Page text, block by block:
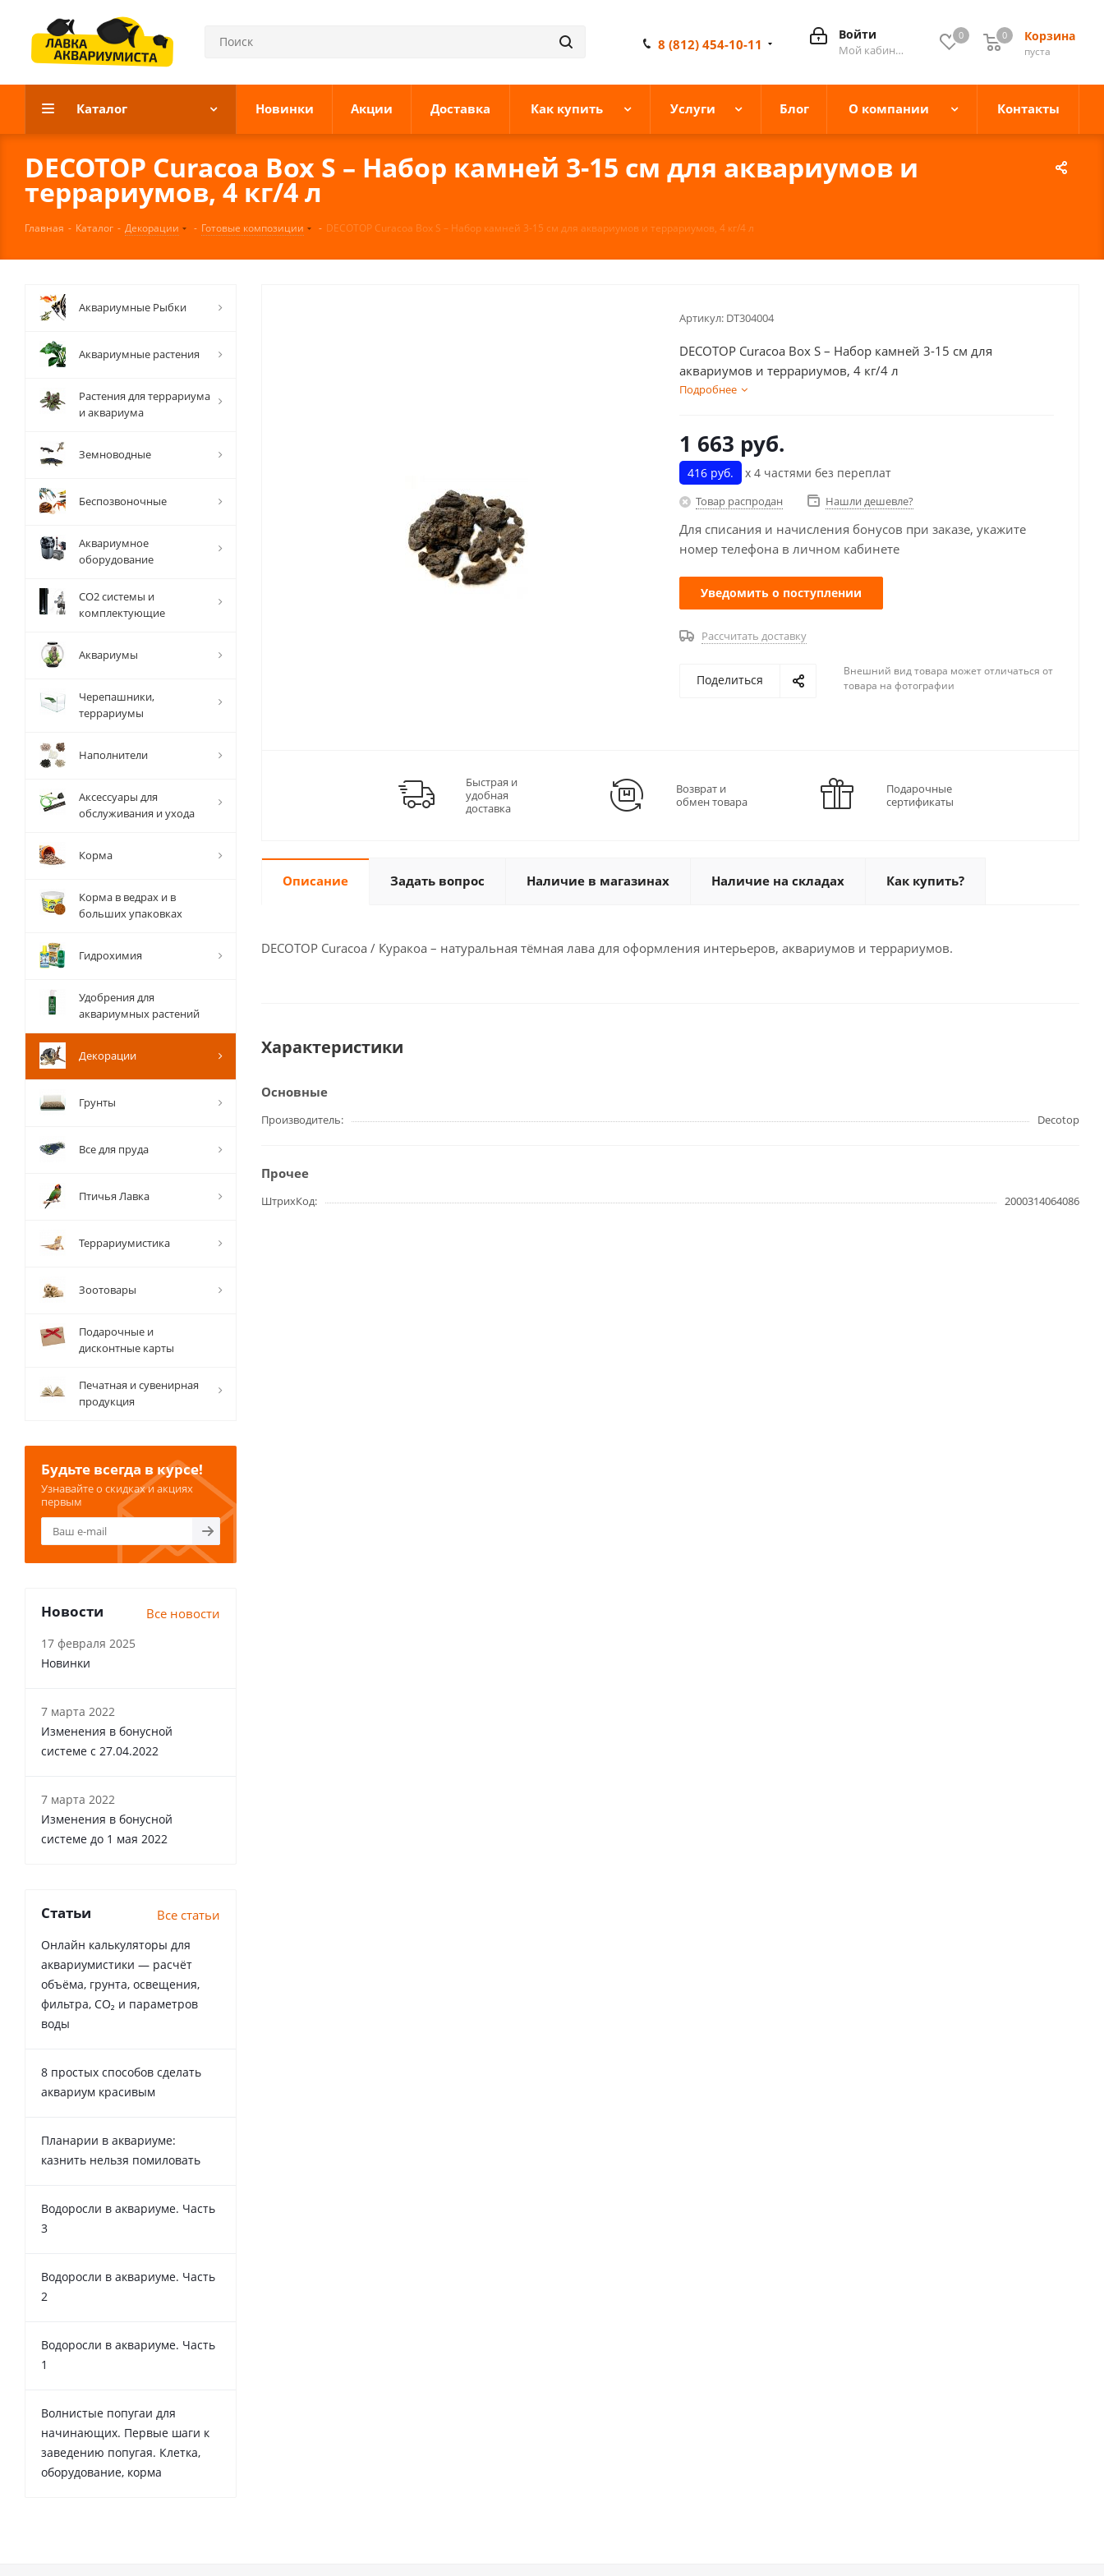
0 Корзина
0
пуста
0
Войти
Мой кабинет
8 (812) 454-10-11
Каталог Новинки Акции Доставка Как купить Услуги Блог О компании Контакты
DECOTOP Curacoa Box S – Набор камней 3-15 см для аквариумов и
террариумов, 4 кг/4 л
Главная - Каталог - Декорации - Готовые композиции - DECOTOP Curacoa Box S – Набор камней 3-15 см для аквариумов и террариумов, 4 кг/4 л
Артикул: DT304004
DECOTOP Curacoa Box S – Набор камней 3-15 см для
аквариумов и террариумов, 4 кг/4 л
Подробнее
1 663 руб.
416 руб. х 4 частями без переплат
Товар распродан Нашли дешевле?
Для списания и начисления бонусов при заказе, укажите
номер телефона в личном кабинете
Уведомить о поступлении
Рассчитать доставку
Поделиться
Внешний вид товара может отличаться от
товара на фотографии
Быстрая и
удобная
доставка
Возврат и
обмен товара
Подарочные
сертификаты
Описание Задать вопрос Наличие в магазинах Наличие на складах Как купить?
DECOTOP Curacoa / Куракоа – натуральная тёмная лава для оформления интерьеров, аквариумов и террариумов.
Характеристики
Основные
Производитель Decotop
Прочее
ШтрихКод 2000314064086
Аквариумные Рыбки
Аквариумные растения
Растения для террариума
и аквариума
Земноводные
Беспозвоночные
Аквариумное
оборудование
СО2 системы и
комплектующие
Аквариумы
Черепашники,
террариумы
Наполнители
Аксессуары для
обслуживания и ухода
Корма
Корма в ведрах и в
больших упаковках
Гидрохимия
Удобрения для
аквариумных растений
Декорации
Грунты
Все для пруда
Птичья Лавка
Террариумистика
Зоотовары
Подарочные и
дисконтные карты
Печатная и сувенирная
продукция
Будьте всегда в курсе!
Узнавайте о скидках и акциях
первым
Новости Все новости
17 февраля 2025
Новинки
7 марта 2022
Изменения в бонусной
системе с 27.04.2022
7 марта 2022
Изменения в бонусной
системе до 1 мая 2022
Статьи Все статьи
Онлайн калькуляторы для
аквариумистики — расчёт
объёма, грунта, освещения,
фильтра, CO₂ и параметров
воды
8 простых способов сделать
аквариум красивым
Планарии в аквариуме:
казнить нельзя помиловать
Водоросли в аквариуме. Часть
3
Водоросли в аквариуме. Часть
2
Водоросли в аквариуме. Часть
1
Волнистые попугаи для
начинающих. Первые шаги к
заведению попугая. Клетка,
оборудование, корма